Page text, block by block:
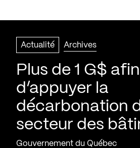
Actualité Archives
Plus de 1 G$ afin
d’appuyer la
décarbonation
secteur des
Gouvernement du Québec